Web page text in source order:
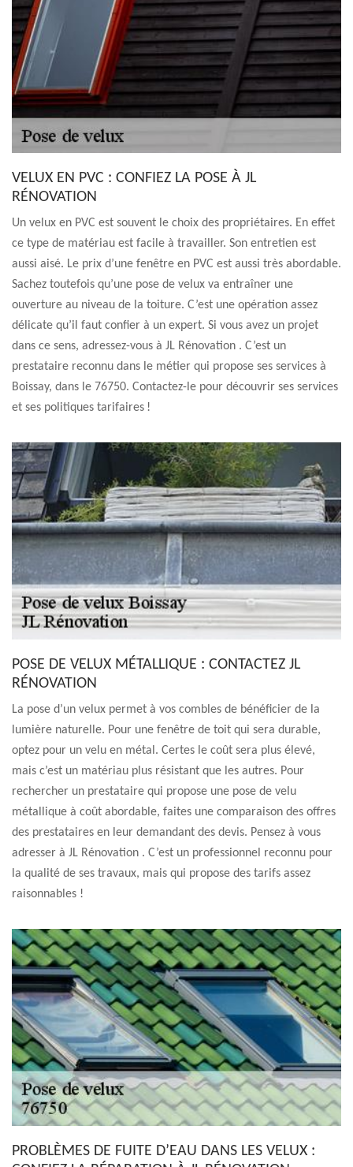
VELUX EN PVC : CONFIEZ LA POSE À JL
RÉNOVATION
Un velux en PVC est souvent le choix des propriétaires. En effet
ce type de matériau est facile à travailler. Son entretien est
aussi aisé. Le prix d’une fenêtre en PVC est aussi très abordable.
Sachez toutefois qu’une pose de velux va entraîner une
ouverture au niveau de la toiture. C’est une opération assez
délicate qu’il faut confier à un expert. Si vous avez un projet
dans ce sens, adressez-vous à JL Rénovation . C’est un
prestataire reconnu dans le métier qui propose ses services à
Boissay, dans le 76750. Contactez-le pour découvrir ses services
et ses politiques tarifaires !
POSE DE VELUX MÉTALLIQUE : CONTACTEZ JL
RÉNOVATION
La pose d’un velux permet à vos combles de bénéficier de la
lumière naturelle. Pour une fenêtre de toit qui sera durable,
optez pour un velu en métal. Certes le coût sera plus élevé,
mais c’est un matériau plus résistant que les autres. Pour
rechercher un prestataire qui propose une pose de velu
métallique à coût abordable, faites une comparaison des offres
des prestataires en leur demandant des devis. Pensez à vous
adresser à JL Rénovation . C’est un professionnel reconnu pour
la qualité de ses travaux, mais qui propose des tarifs assez
raisonnables !
PROBLÈMES DE FUITE D’EAU DANS LES VELUX :